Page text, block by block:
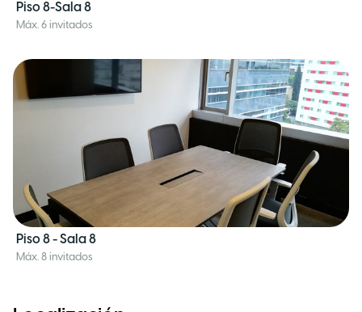
Piso 8-Sala 8
Máx. 6 invitados
Piso 8 - Sala 8
Máx. 8 invitados